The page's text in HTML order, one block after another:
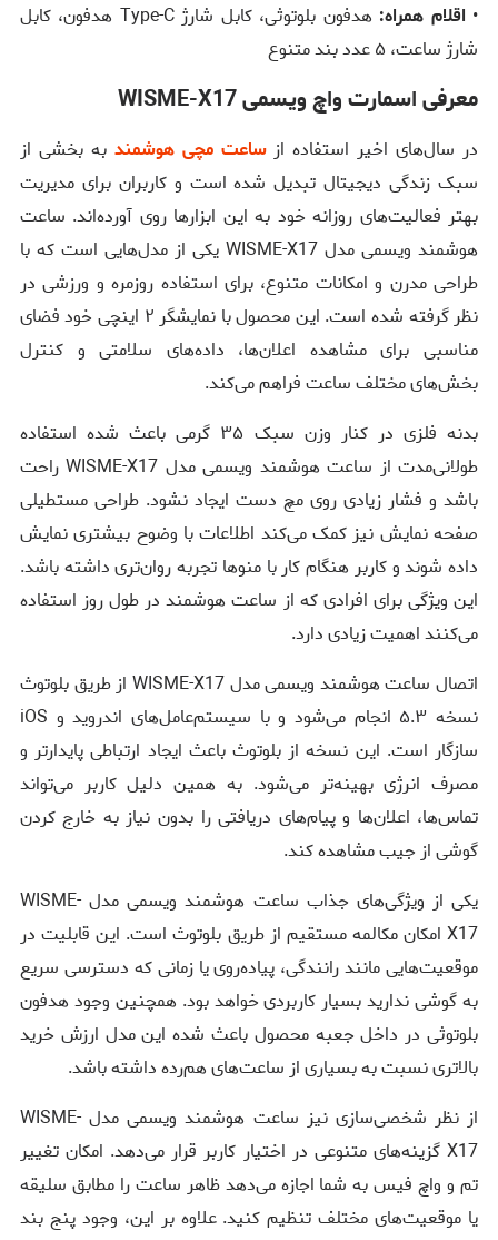
• اقلام همراه:
هدفون بلوتوثی، کابل شارژ Type-C هدفون، کابل
شارژ ساعت، ۵ عدد بند متنوع
معرفی اسمارت واچ ویسمی WISME-X17
در سال‌های اخیر استفاده ازساعت مچی هوشمند به بخشی از
سبک زندگی دیجیتال تبدیل شده است و کاربران برای مدیریت
بهتر فعالیت‌های روزانه خود به این ابزارها روی آورده‌اند. ساعت
هوشمند ویسمی مدل WISME-X17 یکی از مدل‌هایی است که با
طراحی مدرن و امکانات متنوع، برای استفاده روزمره و ورزشی در
نظر گرفته شده است. این محصول با نمایشگر ۲ اینچی خود فضای
مناسبی برای مشاهده اعلان‌ها، داده‌های سلامتی و کنترل
بخش‌های مختلف ساعت فراهم می‌کند.
بدنه فلزی در کنار وزن سبک ۳۵ گرمی باعث شده استفاده
طولانی‌مدت از ساعت هوشمند ویسمی مدل WISME-X17 راحت
باشد و فشار زیادی روی مچ دست ایجاد نشود. طراحی مستطیلی
صفحه نمایش نیز کمک می‌کند اطلاعات با وضوح بیشتری نمایش
داده شوند و کاربر هنگام کار با منوها تجربه روان‌تری داشته باشد.
این ویژگی برای افرادی که از ساعت هوشمند در طول روز استفاده
می‌کنند اهمیت زیادی دارد.
اتصال ساعت هوشمند ویسمی مدل WISME-X17 از طریق بلوتوث
نسخه ۵.۳ انجام می‌شود و با سیستم‌عامل‌های اندروید و iOS
سازگار است. این نسخه از بلوتوث باعث ایجاد ارتباطی پایدارتر و
مصرف انرژی بهینه‌تر می‌شود. به همین دلیل کاربر می‌تواند
تماس‌ها، اعلان‌ها و پیام‌های دریافتی را بدون نیاز به خارج کردن
گوشی از جیب مشاهده کند.
یکی از ویژگی‌های جذاب ساعت هوشمند ویسمی مدل WISME-
X17 امکان مکالمه مستقیم از طریق بلوتوث است. این قابلیت در
موقعیت‌هایی مانند رانندگی، پیاده‌روی یا زمانی که دسترسی سریع
به گوشی ندارید بسیار کاربردی خواهد بود. همچنین وجود هدفون
بلوتوثی در داخل جعبه محصول باعث شده این مدل ارزش خرید
بالاتری نسبت به بسیاری از ساعت‌های هم‌رده داشته باشد.
از نظر شخصی‌سازی نیز ساعت هوشمند ویسمی مدل WISME-
X17 گزینه‌های متنوعی در اختیار کاربر قرار می‌دهد. امکان تغییر
تم و واچ فیس به شما اجازه می‌دهد ظاهر ساعت را مطابق سلیقه
یا موقعیت‌های مختلف تنظیم کنید. علاوه بر این، وجود پنج بند